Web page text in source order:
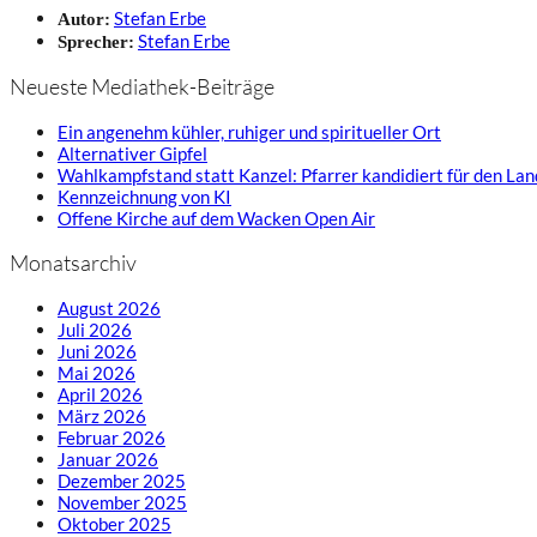
Autor: Stefan Erbe
Sprecher: Stefan Erbe
Neueste Mediathek-Beiträge
Ein angenehm kühler, ruhiger und spiritueller Ort
Alternativer Gipfel
Wahlkampfstand statt Kanzel: Pfarrer kandidiert für den
Kennzeichnung von KI
Offene Kirche auf dem Wacken Open Air
Monatsarchiv
August 2026
Juli 2026
Juni 2026
Mai 2026
April 2026
März 2026
Februar 2026
Januar 2026
Dezember 2025
November 2025
Oktober 2025